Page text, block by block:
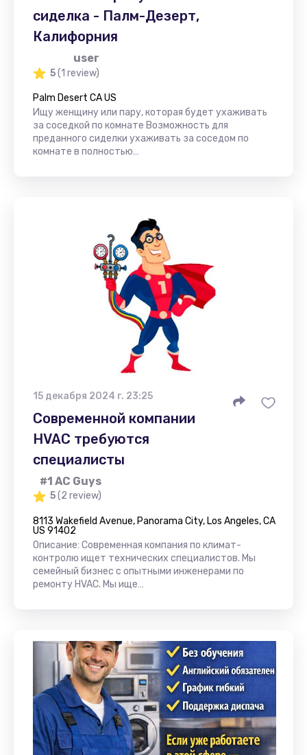
сиделка - Палм-Дезерт,
Калифорния
user
5(1 review)
Palm Desert CA US
Ищу женщину или пару, которая будет ухаживать
за соседкой по комнате Возможность для
преданного сиделки ухаживать за соседом по
комнате в полностью…
15 декабря 2024 г. 23:25
Современной компании
HVAC требуются
специалисты
#1 AC Guys
5(2 review)
8113 Wakefield Avenue, Panorama City, Los Angeles, CA
US 91402
Описание: Современная компания по климат-
контролю ищет технических специалистов. Мы
семейный бизнес с опытными инженерами по
ремонту HVAC. Мы ище…